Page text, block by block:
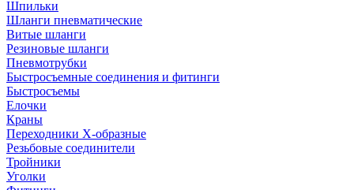
Шпильки
Шланги пневматические
Витые шланги
Резиновые шланги
Пневмотрубки
Быстросъемные соединения и фитинги
Быстросъемы
Елочки
Краны
Переходники Х-образные
Резьбовые соединители
Тройники
Уголки